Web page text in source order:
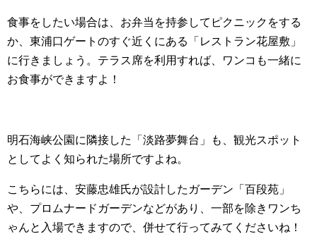
食事をしたい場合は、お弁当を持参してピクニックをする
か、東浦口ゲートのすぐ近くにある「レストラン花屋敷」
に行きましょう。テラス席を利用すれば、ワンコも一緒に
お食事ができますよ！
明石海峡公園に隣接した「淡路夢舞台」も、観光スポット
としてよく知られた場所ですよね。
こちらには、安藤忠雄氏が設計したガーデン「百段苑」
や、プロムナードガーデンなどがあり、一部を除きワンち
ゃんと入場できますので、併せて行ってみてくださいね！